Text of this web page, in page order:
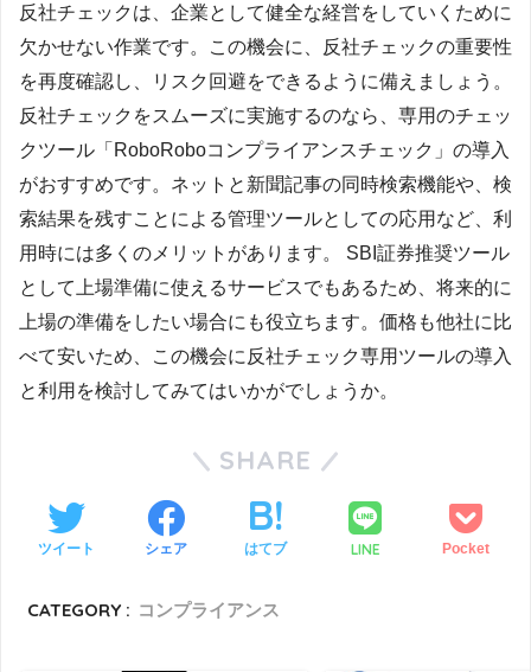
反社チェックは、企業として健全な経営をしていくために
欠かせない作業です。この機会に、反社チェックの重要性
を再度確認し、リスク回避をできるように備えましょう。
反社チェックをスムーズに実施するのなら、専用のチェッ
クツール「RoboRoboコンプライアンスチェック」の導入
がおすすめです。ネットと新聞記事の同時検索機能や、検
索結果を残すことによる管理ツールとしての応用など、利
用時には多くのメリットがあります。 SBI証券推奨ツール
として上場準備に使えるサービスでもあるため、将来的に
上場の準備をしたい場合にも役立ちます。価格も他社に比
べて安いため、この機会に反社チェック専用ツールの導入
と利用を検討してみてはいかがでしょうか。
SHARE
ツイート シェア はてブ LINE Pocket
CATEGORY : コンプライアンス